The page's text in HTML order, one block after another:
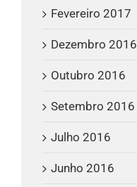
Fevereiro 2017
Dezembro 2016
Outubro 2016
Setembro 2016
Julho 2016
Junho 2016